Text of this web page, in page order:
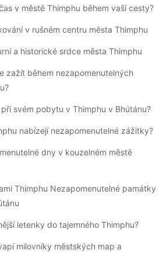
v městě Thimphu během vaší cesty?
v rušném centru města Thimphu
a historické srdce města Thimphu
zažít během nezapomenutelných
svém pobytu v Thimphu v Bhútánu?
nabízejí nezapomenutelné zážitky?
dny v kouzelném městě
Thimphu Nezapomenutelné památky
letenky do tajemného Thimphu?
milovníky městských map a